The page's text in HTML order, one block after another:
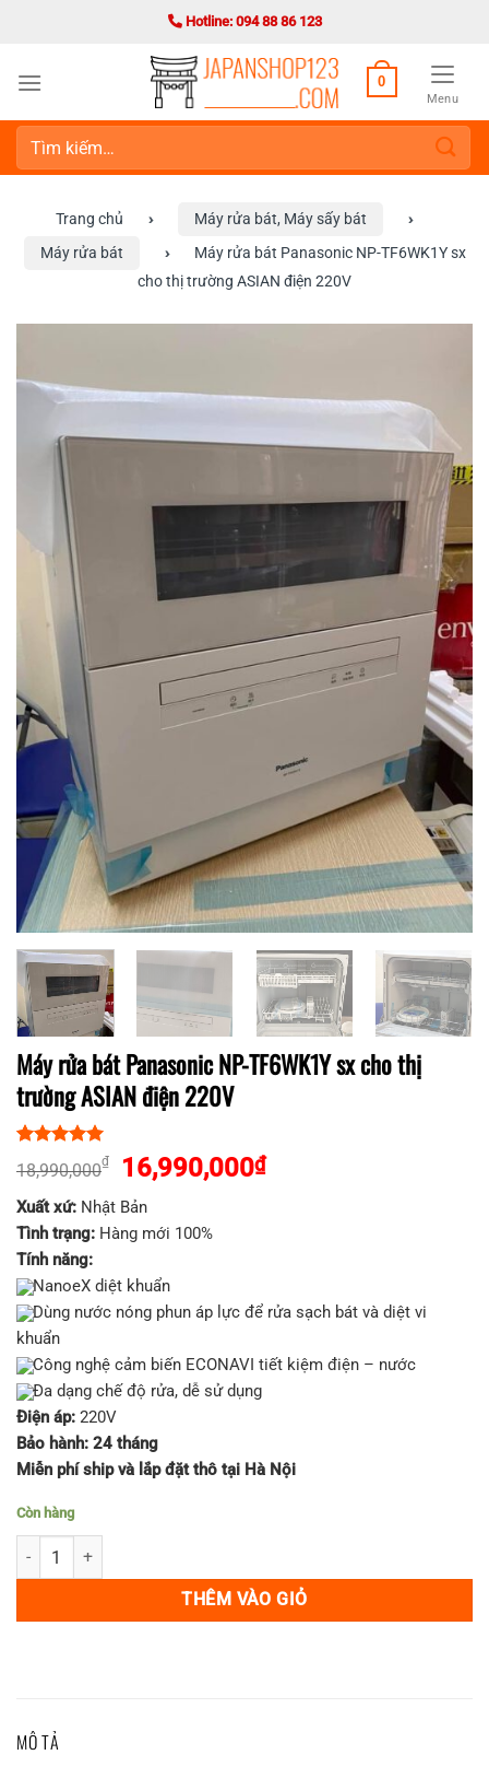
dung
Hotline: 094 88 86 123
0
Menu
Tìm
kiếm:
Trang chủ › Máy rửa bát, Máy sấy bát
›
Máy rửa bát
›
Máy rửa bát Panasonic NP-TF6WK1Y sx
cho thị trường ASIAN điện 220V
Máy rửa bát Panasonic NP-TF6WK1Y sx cho thị
trường ASIAN điện 220V
dựa trên
18,990,000₫
Giá
gốc
là:
18,990,000₫.
16,990,000₫Giá
Xuất xứ: Nhật Bản
Tình trạng: Hàng mới 100%
Tính năng:
NanoeX diệt khuẩn
Dùng nước nóng phun áp lực để rửa sạch bát và diệt vi
khuẩn
Công nghệ cảm biến ECONAVI tiết kiệm điện – nước
Đa dạng chế độ rửa, dễ sử dụng
Điện áp: 220V
Bảo hành: 24 tháng
Miễn phí ship và lắp đặt thô tại Hà Nội
Còn hàng
Máy rửa bát Panasonic NP-TF6WK1Y sx cho thị trường ASIAN điện
THÊM VÀO GIỎ
MÔ TẢ